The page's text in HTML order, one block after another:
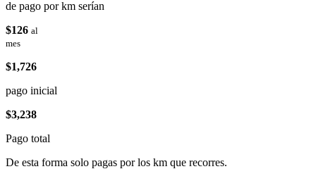
de pago por km serían
$126 al
mes
$1,726
pago inicial
$3,238
Pago total
De esta forma solo pagas por los km que recorres.